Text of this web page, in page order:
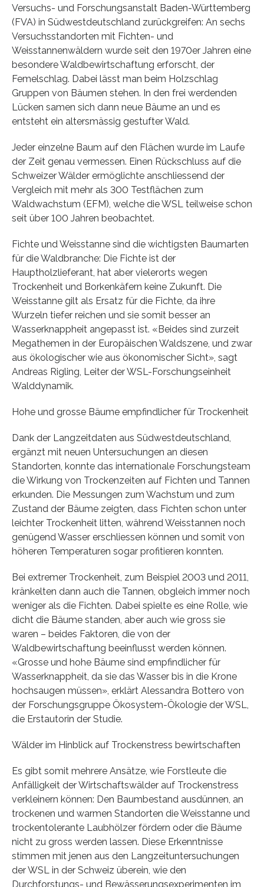
Versuchs- und Forschungsanstalt Baden-Württemberg
(FVA) in Südwestdeutschland zurückgreifen: An sechs
Versuchsstandorten mit Fichten- und
Weisstannenwäldern wurde seit den 1970er Jahren eine
besondere Waldbewirtschaftung erforscht, der
Femelschlag. Dabei lässt man beim Holzschlag
Gruppen von Bäumen stehen. In den frei werdenden
Lücken samen sich dann neue Bäume an und es
entsteht ein altersmässig gestufter Wald.
Jeder einzelne Baum auf den Flächen wurde im Laufe
der Zeit genau vermessen. Einen Rückschluss auf die
Schweizer Wälder ermöglichte anschliessend der
Vergleich mit mehr als 300 Testflächen zum
Waldwachstum (EFM), welche die WSL teilweise schon
seit über 100 Jahren beobachtet.
Fichte und Weisstanne sind die wichtigsten Baumarten
für die Waldbranche: Die Fichte ist der
Hauptholzlieferant, hat aber vielerorts wegen
Trockenheit und Borkenkäfern keine Zukunft. Die
Weisstanne gilt als Ersatz für die Fichte, da ihre
Wurzeln tiefer reichen und sie somit besser an
Wasserknappheit angepasst ist. «Beides sind zurzeit
Megathemen in der Europäischen Waldszene, und zwar
aus ökologischer wie aus ökonomischer Sicht», sagt
Andreas Rigling, Leiter der WSL-Forschungseinheit
Walddynamik.
Hohe und grosse Bäume empfindlicher für Trockenheit
Dank der Langzeitdaten aus Südwestdeutschland,
ergänzt mit neuen Untersuchungen an diesen
Standorten, konnte das internationale Forschungsteam
die Wirkung von Trockenzeiten auf Fichten und Tannen
erkunden. Die Messungen zum Wachstum und zum
Zustand der Bäume zeigten, dass Fichten schon unter
leichter Trockenheit litten, während Weisstannen noch
genügend Wasser erschliessen können und somit von
höheren Temperaturen sogar profitieren konnten.
Bei extremer Trockenheit, zum Beispiel 2003 und 2011,
kränkelten dann auch die Tannen, obgleich immer noch
weniger als die Fichten. Dabei spielte es eine Rolle, wie
dicht die Bäume standen, aber auch wie gross sie
waren – beides Faktoren, die von der
Waldbewirtschaftung beeinflusst werden können.
«Grosse und hohe Bäume sind empfindlicher für
Wasserknappheit, da sie das Wasser bis in die Krone
hochsaugen müssen», erklärt Alessandra Bottero von
der Forschungsgruppe Ökosystem-Ökologie der WSL,
die Erstautorin der Studie.
Wälder im Hinblick auf Trockenstress bewirtschaften
Es gibt somit mehrere Ansätze, wie Forstleute die
Anfälligkeit der Wirtschaftswälder auf Trockenstress
verkleinern können: Den Baumbestand ausdünnen, an
trockenen und warmen Standorten die Weisstanne und
trockentolerante Laubhölzer fördern oder die Bäume
nicht zu gross werden lassen. Diese Erkenntnisse
stimmen mit jenen aus den Langzeituntersuchungen
der WSL in der Schweiz überein, wie den
Durchforstungs- und Bewässerungsexperimenten im